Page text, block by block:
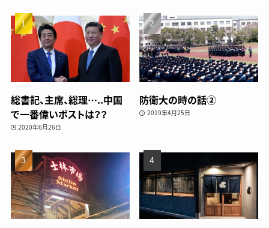
総書記、主席、総理…..中国
で一番偉いポストは？？
2020年6月26日
防衛大の時の話②
2019年4月25日